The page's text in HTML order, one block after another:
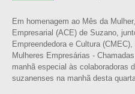
Em homenagem ao Mês da
Empresarial (ACE) de Suzano,
Empreendedora e Cultura
Mulheres Empresárias -
manhã especial às colaboradoras
suzanenses na manhã desta